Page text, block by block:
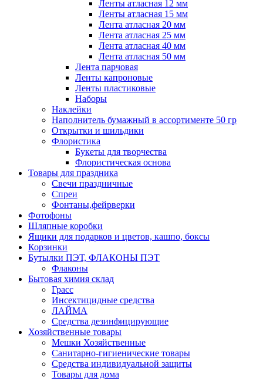
Ленты атласная 12 мм
Ленты атласная 15 мм
Лента атласная 20 мм
Лента атласная 25 мм
Лента атласная 40 мм
Лента атласная 50 мм
Лента парчовая
Ленты капроновые
Ленты пластиковые
Наборы
Наклейки
Наполнитель бумажный в ассортименте 50 гр
Открытки и шильдики
Флористика
Букеты для творчества
Флористическая основа
Товары для праздника
Свечи праздничные
Спреи
Фонтаны,фейрверки
Фотофоны
Шляпные коробки
Ящики для подарков и цветов, кашпо, боксы
Корзинки
Бутылки ПЭТ, ФЛАКОНЫ ПЭТ
Флаконы
Бытовая химия склад
Грасс
Инсектицидные средства
ЛАЙМА
Средства дезинфицирующие
Хозяйственные товары
Мешки Хозяйственные
Санитарно-гигиенические товары
Средства индивидуальной защиты
Товары для дома